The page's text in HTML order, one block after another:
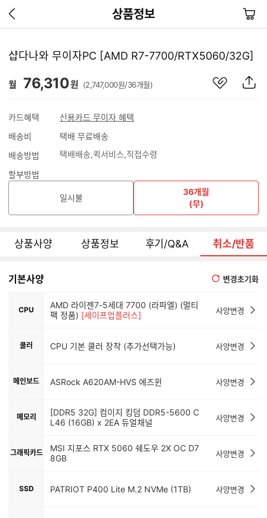
상품정보
이
지
기
장
바
샵다나와 무이자PC [AMD R7-7700/RTX5060/32G]
월 76,310원 (2,747,000원/36개월)
카드혜택
신용카드 무이자 혜택
배송비
택배 무료배송
배송방법
택배배송 퀵서비스 직접수령
할부방법
일시불
36개월
(무)
상품사양 상품정보 후기/Q&A 취소/반품
기본사양 변경초기화
CPU
AMD 라이젠7-5세대 7700 (라파엘) (멀티
팩 정품) [세이프업플러스] 사양변경
쿨러 CPU 기본 쿨러 장착 (추가선택가능) 사양변경
메인보드 ASRock A620AM-HVS 에즈윈 사양변경
메모리
[DDR5 32G] 컴이지 킹덤 DDR5-5600 C
L46 (16GB) x 2EA 듀얼채널
사양변경
그래픽카드
MSI 지포스 RTX 5060 쉐도우 2X OC D7
8GB
사양변경
SSD PATRIOT P400 Lite M.2 NVMe (1TB) 사양변경